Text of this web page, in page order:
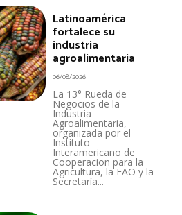
Latinoamérica
fortalece su
industria
agroalimentaria
06/08/2026
La 13° Rueda de
Negocios de la
Industria
Agroalimentaria,
organizada por el
Instituto
Interamericano de
Cooperacion para la
Agricultura, la FAO y la
Secretaría...